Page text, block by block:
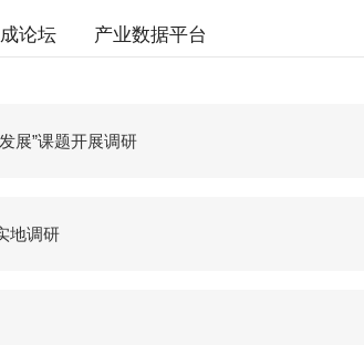
论坛 产业数据平台
展”课题开展调研
地调研